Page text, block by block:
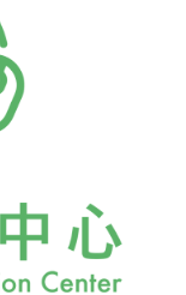
。相關單位召開
暫時將74名學童
本校上課，部分
本校特別安排老
都感到很新鮮，
較大」、「樹木